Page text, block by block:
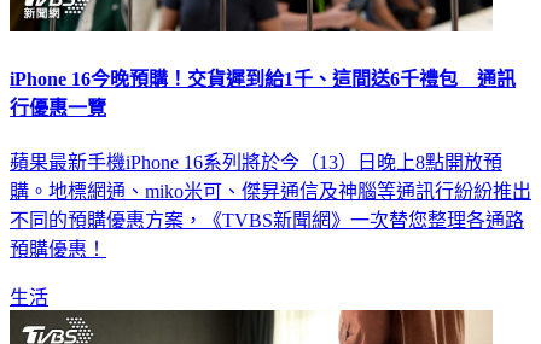
行優惠一覽
購。地標網通、miko米可、傑昇通信及神腦等通訊行紛紛推出
不同的預購優惠方案，《TVBS新聞網》一次替您整理各通路
預購優惠！